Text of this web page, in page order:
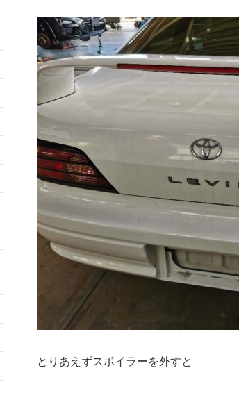
とりあえずスポイラーを外すと